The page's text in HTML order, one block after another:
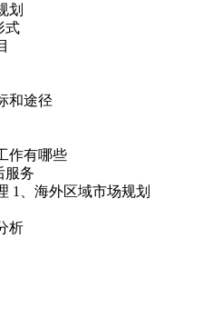
划
式
和途径
作有哪些
服务
1、海外区域市场规划
析